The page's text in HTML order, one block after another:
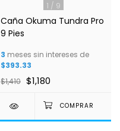
1 / 9
Caña Okuma Tundra Pro
9 Pies
3 meses sin intereses de
$393.33
$1,410 $1,180